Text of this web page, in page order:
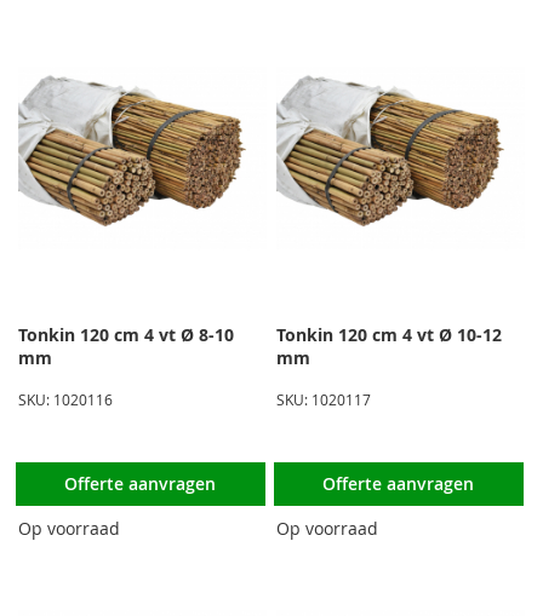
Tonkin 120 cm 4 vt Ø 8-10
mm
SKU: 1020116
Offerte aanvragen
Op voorraad
Tonkin 120 cm 4 vt Ø 10-12
mm
SKU: 1020117
Offerte aanvragen
Op voorraad